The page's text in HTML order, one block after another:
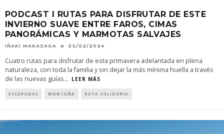
PODCAST I RUTAS PARA DISFRUTAR DE ESTE
INVIERNO SUAVE ENTRE FAROS, CIMAS
PANORÁMICAS Y MARMOTAS SALVAJES
IÑAKI MAKAZAGA 23/02/2024
Cuatro rutas para disfrutar de esta primavera adelantada en plena
naturaleza, con toda la familia y sin dejar la más mínima huella a través
de las nuevas guías... LEER MÁS
ESCAPADAS MONTAÑA RUTA SOLIDARIA